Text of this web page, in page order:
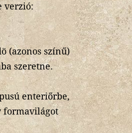
verzió:
(azonos színű)
szeretne.
enteriőrbe,
formavilágot